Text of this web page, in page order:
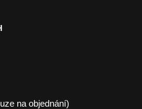
na objednání)